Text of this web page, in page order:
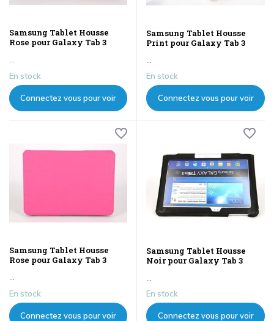
Samsung Tablet Housse
Rose pour Galaxy Tab 3
...
En stock
Connectez vous pour voir
Samsung Tablet Housse
Print pour Galaxy Tab 3
...
En stock
Connectez vous pour voir
Samsung Tablet Housse
Rose pour Galaxy Tab 3
En stock
Connectez vous pour voir
Samsung Tablet Housse
Noir pour Galaxy Tab 3
En stock
Connectez vous pour voir